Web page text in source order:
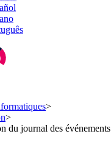
>
>
du journal des événements